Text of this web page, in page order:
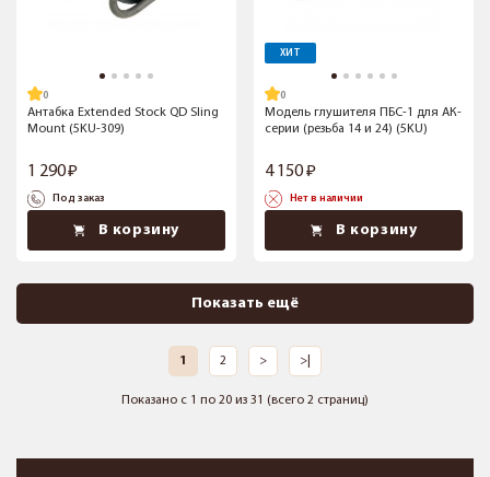
Антабка Extended Stock QD Sling
Mount (5KU-309)
1 290
Под заказ
В корзину
ХИТ
Модель глушителя ПБС-1 для АК-
серии (резьба 14 и 24) (5KU)
4 150
Нет в наличии
В корзину
Показать ещё
1 2 > >|
Показано с 1 по 20 из 31 (всего 2 страниц)